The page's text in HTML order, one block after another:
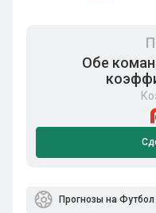
Обе
Прогнозы на Футбол